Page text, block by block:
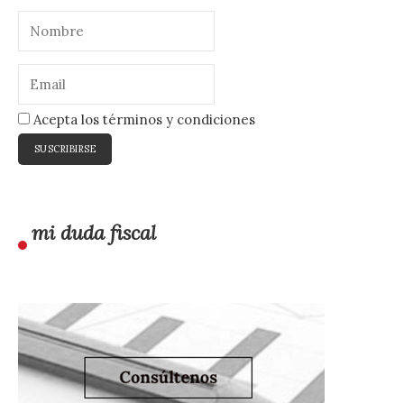
Acepta los términos y condiciones
mi duda fiscal